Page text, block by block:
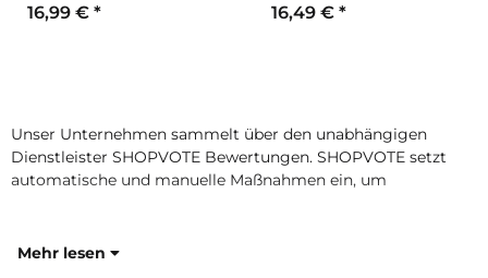
16,99 € * 16,49 € *
Unser Unternehmen sammelt über den unabhängigen
Dienstleister SHOPVOTE Bewertungen. SHOPVOTE setzt
automatische und manuelle Maßnahmen ein, um
Mehr lesen